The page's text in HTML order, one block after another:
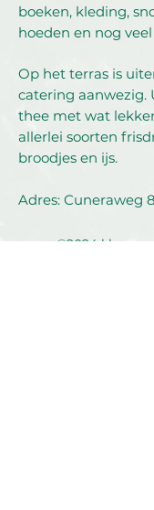
boeken, kleding,
hoeden en nog
Op het terras is
catering aanwezig.
thee met wat
allerlei soorten
broodjes en ijs.
Adres: Cuneraweg
©2024